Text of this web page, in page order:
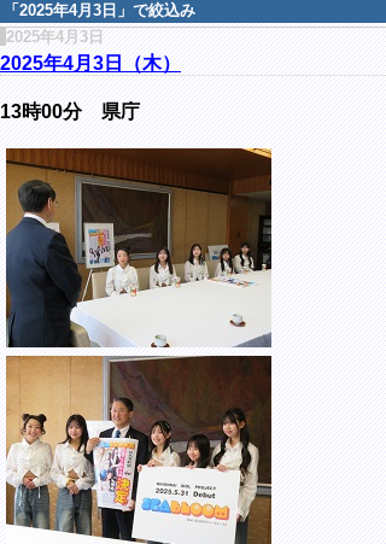
「 2025年4月3日 」で絞込み
2025年4月3日
2025年4月3日（木）
13時00分 県庁